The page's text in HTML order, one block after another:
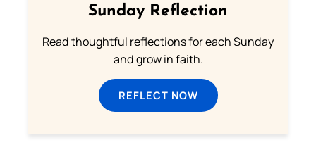
Sunday Reflection
Read thoughtful reflections for each Sunday
and grow in faith.
REFLECT NOW